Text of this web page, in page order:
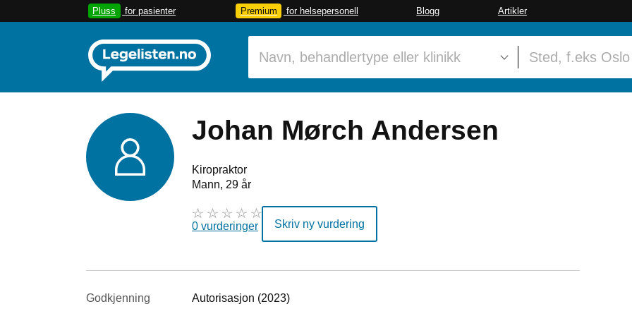
Pluss for pasienter Premium for helsepersonell Blogg Artikler
Johan Mørch Andersen
Kiropraktor
Mann, 29 år
0 vurderinger Skriv ny vurdering
Godkjenning Autorisasjon (2023)